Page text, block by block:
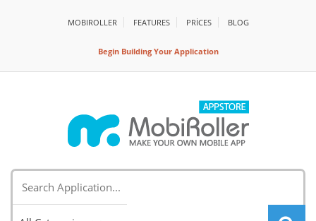
MOBIROLLER FEATURES PRİCES BLOG
Begin Building Your Application